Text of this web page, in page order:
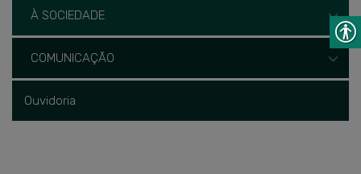
À SOCIEDADE
COMUNICAÇÃO
Ouvidoria